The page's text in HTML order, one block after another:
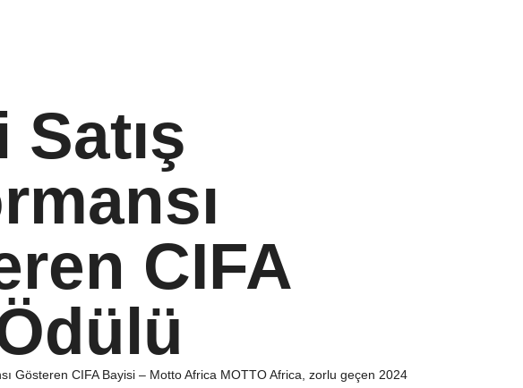
Satış
CIFA
Gösteren CIFA Bayisi – Motto Africa MOTTO Africa, zorlu geçen 2024